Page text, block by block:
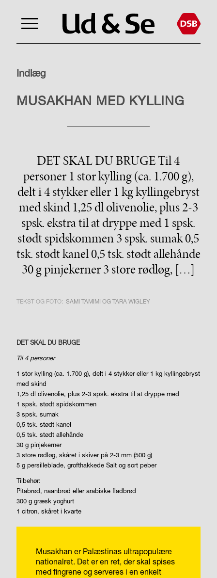
Indlæg
LIVSSTIL
MUSAKHAN MED KYLLING
DET SKAL DU BRUGE Til 4
personer 1 stor kylling (ca. 1.700 g),
delt i 4 stykker eller 1 kg kyllingebryst
med skind 1,25 dl olivenolie, plus 2-3
spsk. ekstra til at dryppe med 1 spsk.
stødt spidskommen 3 spsk. sumak 0,5
tsk. stødt kanel 0,5 tsk. stødt allehånde
30 g pinjekerner 3 store rødløg, […]
TEKST OG FOTO: SAMI TAMIMI OG TARA WIGLEY
DET SKAL DU BRUGE
Til 4 personer
1 stor kylling (ca. 1.700 g), delt i 4 stykker eller 1 kg kyllingebryst
med skind
1,25 dl olivenolie, plus 2-3 spsk. ekstra til at dryppe med
1 spsk. stødt spidskommen
3 spsk. sumak
0,5 tsk. stødt kanel
0,5 tsk. stødt allehånde
30 g pinjekerner
3 store rødløg, skåret i skiver på 2-3 mm (500 g)
5 g persilleblade, grofthakkede Salt og sort peber
Tilbehør:
Pitabrød, naanbrød eller arabiske fladbrød
300 g græsk yoghurt
1 citron, skåret i kvarte
Musakhan er Palæstinas ultrapopulære
nationalret. Det er en ret, der skal spises
med fingrene og serveres i en enkelt